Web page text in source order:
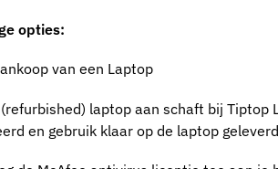
opties:
van een Laptop
laptop aan schaft bij
en gebruik klaar op de laptop